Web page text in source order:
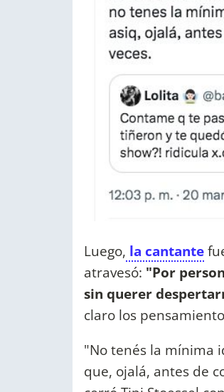
Luego, la cantante
atravesó: "Por
sin querer
claro los
"No tenés la mínima
que, ojalá, antes de